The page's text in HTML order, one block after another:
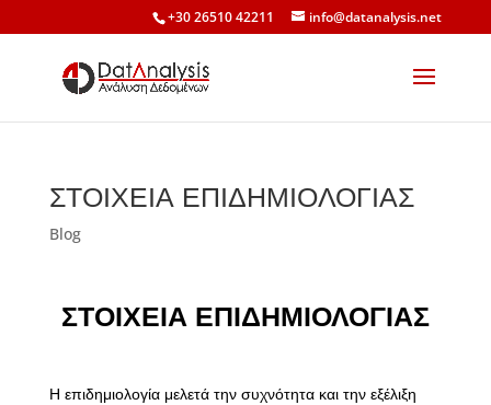
+30 26510 42211 info@datanalysis.net
ΣΤΟΙΧΕΙΑ ΕΠΙΔΗΜΙΟΛΟΓΙΑΣ
Blog
ΣΤΟΙΧΕΙΑ ΕΠΙΔΗΜΙΟΛΟΓΙΑΣ
Η επιδημιολογία μελετά την συχνότητα και την εξέλιξη